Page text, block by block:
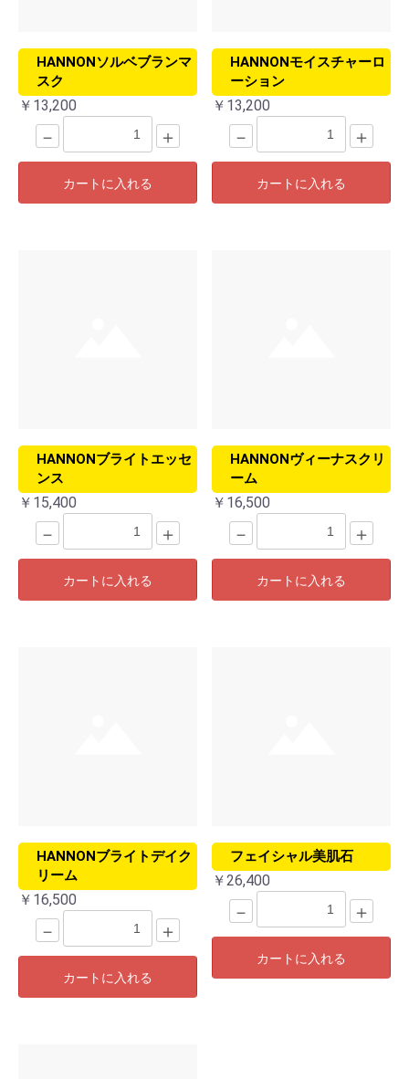
HANNONソルベブランマ
スク
￥13,200
－ ＋
カートに入れる
HANNONモイスチャーロ
ーション
￥13,200
－ ＋
カートに入れる
HANNONブライトエッセ
ンス
￥15,400
－ ＋
カートに入れる
HANNONヴィーナスクリ
ーム
￥16,500
－ ＋
カートに入れる
HANNONブライトデイク
リーム
￥16,500
－ ＋
カートに入れる
フェイシャル美肌石
￥26,400
－ ＋
カートに入れる